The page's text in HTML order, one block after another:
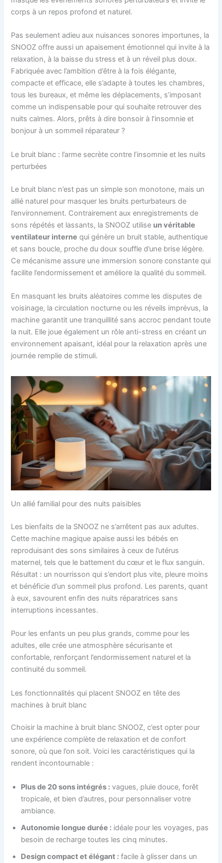
corps à un repos profond et naturel.
Pas seulement adieu aux nuisances sonores importunes, la
SNOOZ offre aussi un apaisement émotionnel qui invite à la
relaxation, à la baisse du stress et à un réveil plus doux.
Fabriquée avec l’ambition d’être à la fois élégante,
compacte et efficace, elle s’adapte à toutes les chambres,
tous les bureaux, et même les déplacements, s’imposant
comme un indispensable pour qui souhaite retrouver des
nuits calmes. Alors, prêts à dire bonsoir à l’insomnie et
bonjour à un sommeil réparateur ?
Le bruit blanc : l’arme secrète contre l’insomnie et les nuits
perturbées
Le bruit blanc n’est pas un simple son monotone, mais un
allié naturel pour masquer les bruits perturbateurs de
l’environnement. Contrairement aux enregistrements de
sons répétés et lassants, la SNOOZ utilise un véritable
ventilateur interne qui génère un bruit stable, authentique
et sans boucle, proche du doux souffle d’une brise légère.
Ce mécanisme assure une immersion sonore constante qui
facilite l’endormissement et améliore la qualité du sommeil.
En masquant les bruits aléatoires comme les disputes de
voisinage, la circulation nocturne ou les réveils imprévus, la
machine garantit une tranquillité sans accroc pendant toute
la nuit. Elle joue également un rôle anti-stress en créant un
environnement apaisant, idéal pour la relaxation après une
journée remplie de stimuli.
Un allié familial pour des nuits paisibles
Les bienfaits de la SNOOZ ne s’arrêtent pas aux adultes.
Cette machine magique apaise aussi les bébés en
reproduisant des sons similaires à ceux de l’utérus
maternel, tels que le battement du cœur et le flux sanguin.
Résultat : un nourrisson qui s’endort plus vite, pleure moins
et bénéficie d’un sommeil plus profond. Les parents, quant
à eux, savourent enfin des nuits réparatrices sans
interruptions incessantes.
Pour les enfants un peu plus grands, comme pour les
adultes, elle crée une atmosphère sécurisante et
confortable, renforçant l’endormissement naturel et la
continuité du sommeil.
Les fonctionnalités qui placent SNOOZ en tête des
machines à bruit blanc
Choisir la machine à bruit blanc SNOOZ, c’est opter pour
une expérience complète de relaxation et de confort
sonore, où que l’on soit. Voici les caractéristiques qui la
rendent incontournable :
Plus de 20 sons intégrés : vagues, pluie douce, forêt
tropicale, et bien d’autres, pour personnaliser votre
ambiance.
Autonomie longue durée : idéale pour les voyages, pas
besoin de recharge toutes les cinq minutes.
Design compact et élégant : facile à glisser dans un